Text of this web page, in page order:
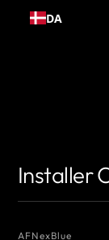
Gå til
indhold
DA
Installer
AFNexBlue